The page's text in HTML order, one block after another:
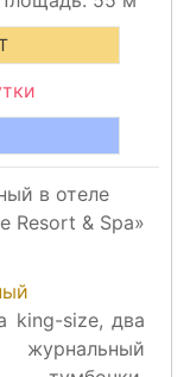
king-size, два
журнальный